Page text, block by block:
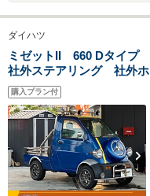
ダイハツ
ミゼットII 660 Dタイ
社外ステアリング 社外
外アルミホイール 社外
購入プラン付